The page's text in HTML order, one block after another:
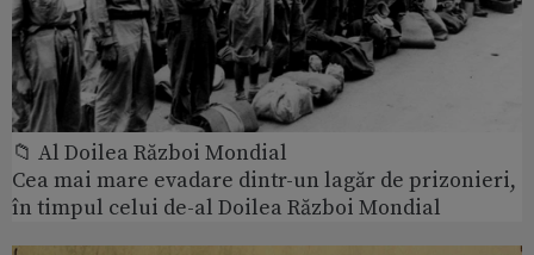
📁 Al Doilea Război Mondial
Cea mai mare evadare dintr-un lagăr de prizonieri,
în timpul celui de-al Doilea Război Mondial